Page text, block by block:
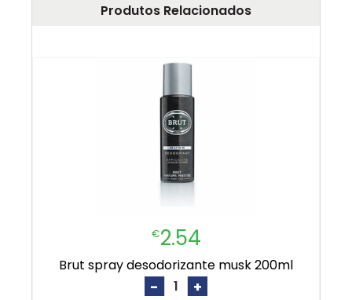
Produtos Relacionados
€2.54
brut spray desodorizante musk 200ml
- +